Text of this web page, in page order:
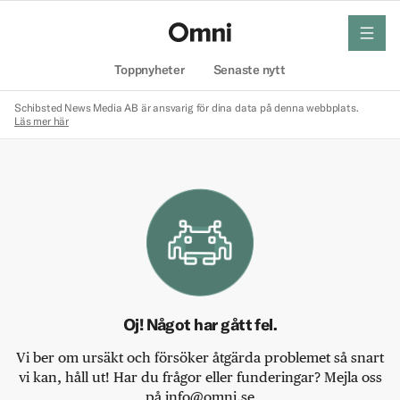
Toppnyheter Senaste nytt
meny
Schibsted News Media AB är ansvarig för dina data på denna webbplats.
Läs mer här
Oj! Något har gått fel.
Vi ber om ursäkt och försöker åtgärda problemet så snart
vi kan, håll ut! Har du frågor eller funderingar? Mejla oss